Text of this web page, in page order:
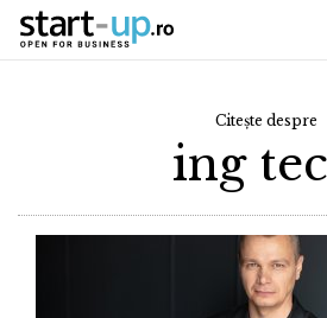
Citește despre
ing